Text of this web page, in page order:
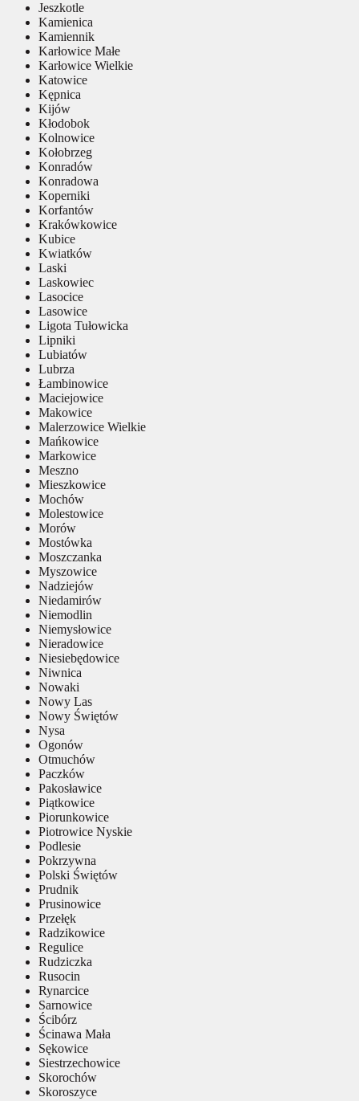
Jeszkotle
Kamienica
Kamiennik
Karłowice Małe
Karłowice Wielkie
Katowice
Kępnica
Kijów
Kłodobok
Kolnowice
Kołobrzeg
Konradów
Konradowa
Koperniki
Korfantów
Krakówkowice
Kubice
Kwiatków
Laski
Laskowiec
Lasocice
Lasowice
Ligota Tułowicka
Lipniki
Lubiatów
Lubrza
Łambinowice
Maciejowice
Makowice
Malerzowice Wielkie
Mańkowice
Markowice
Meszno
Mieszkowice
Mochów
Molestowice
Morów
Mostówka
Moszczanka
Myszowice
Nadziejów
Niedamirów
Niemodlin
Niemysłowice
Nieradowice
Niesiebędowice
Niwnica
Nowaki
Nowy Las
Nowy Świętów
Nysa
Ogonów
Otmuchów
Paczków
Pakosławice
Piątkowice
Piorunkowice
Piotrowice Nyskie
Podlesie
Pokrzywna
Polski Świętów
Prudnik
Prusinowice
Przełęk
Radzikowice
Regulice
Rudziczka
Rusocin
Rynarcice
Sarnowice
Ścibórz
Ścinawa Mała
Sękowice
Siestrzechowice
Skorochów
Skoroszyce